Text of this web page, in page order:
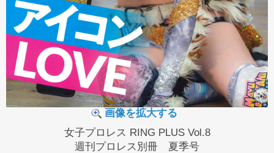
画像を拡大する
女子プロレス RING PLUS Vol.8
週刊プロレス別冊 夏季号